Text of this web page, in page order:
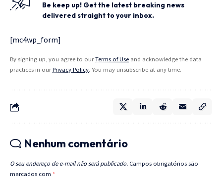
Be keep up! Get the latest breaking news
delivered straight to your inbox.
[mc4wp_form]
By signing up, you agree to ourTerms of Use and acknowledge the data
practices in ourPrivacy Policy. You may unsubscribe at any time.
Nenhum comentário
O seu endereço de e-mail não será publicado. Campos obrigatórios são
marcados com *